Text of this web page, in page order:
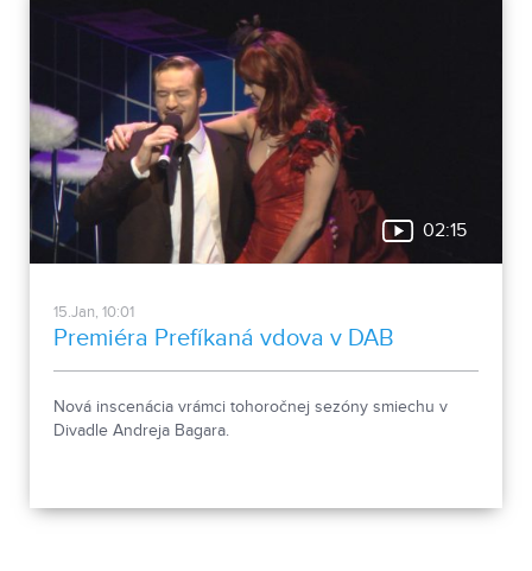
02:15
15.Jan, 10:01
Premiéra Prefíkaná vdova v DAB
Nová inscenácia vrámci tohoročnej sezóny smiechu v
Divadle Andreja Bagara.